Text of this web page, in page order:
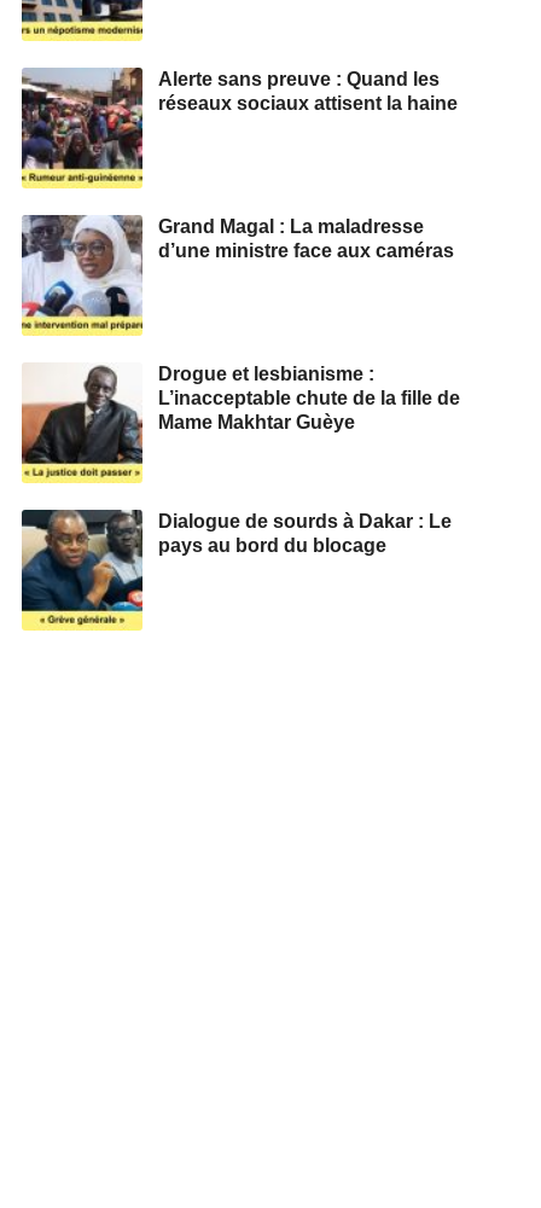
Alerte sans preuve : Quand les
réseaux sociaux attisent la haine
Grand Magal : La maladresse
d’une ministre face aux caméras
Drogue et lesbianisme :
L’inacceptable chute de la fille de
Mame Makhtar Guèye
Dialogue de sourds à Dakar : Le
pays au bord du blocage